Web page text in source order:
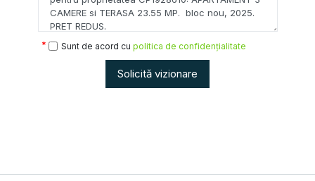
Sunt de acord cu politica de confidențialitate
Solicită vizionare